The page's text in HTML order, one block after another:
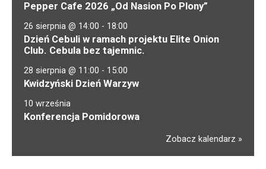
Pepper Cafe 2026 „Od Nasion Po Plony”
26 sierpnia @ 14:00 - 18:00
Dzień Cebuli w ramach projektu Elite Onion
Club. Cebula bez tajemnic.
28 sierpnia @ 11:00 - 15:00
Kwidzyński Dzień Warzyw
10 września
Konferencja Pomidorowa
Zobacz kalendarz